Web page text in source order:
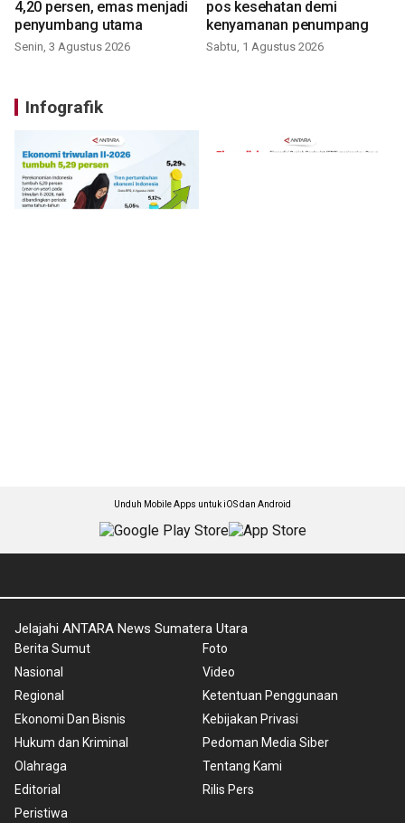
4,20 persen, emas menjadi
penyumbang utama
Senin, 3 Agustus 2026
pos kesehatan demi
kenyamanan penumpang
Sabtu, 1 Agustus 2026
Infografik
Unduh Mobile Apps untuk iOS dan Android
Jelajahi ANTARA News Sumatera Utara
Berita Sumut
Nasional
Regional
Ekonomi Dan Bisnis
Hukum dan Kriminal
Olahraga
Editorial
Peristiwa
Foto
Video
Ketentuan Penggunaan
Kebijakan Privasi
Pedoman Media Siber
Tentang Kami
Rilis Pers